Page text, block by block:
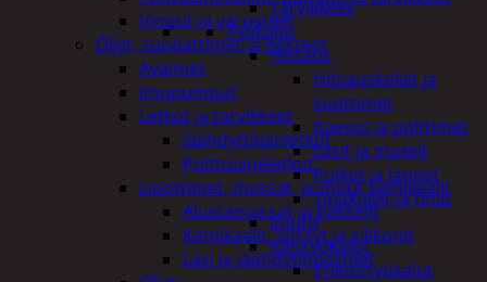
Tarvikkeet
Työkalut
Hitsaus
Hitsauskolvit ja
suuttimet
Kaasut ja polttimet
Lasit ja maskit
Puikot ja langat
Tinakolvit ja tinat
Imurit
Käsityökalut
Erikoistyökalut
Vinssit ja varusteet
Öljyt, suodattimet ja nesteet
Avaimet
Imupumput
Letkut ja tarvikkeet
Jäähdyttäjänletkut
Polttoaineletkut
Liuottimet, massat, ja muut kemikaalit
Alustamassat ja pakkelit
Kemikaalit, sprayt ja silikonit
Lasi ja jäähdytinnesteet